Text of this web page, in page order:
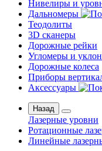
Нивелиры и
Дальномеры
Теодолиты
3D сканеры
Дорожные рейки
Угломеры и
Дорожные колеса
Приборы
Аксессуары
Назад
Лазерные уровни
Ротационные
Линейные